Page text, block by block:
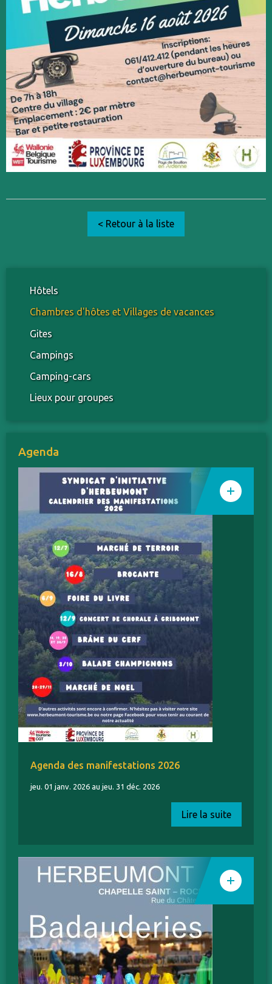
< Retour à la liste
Hôtels
Chambres d'hôtes et Villages de vacances
Gites
Campings
Camping-cars
Lieux pour groupes
Agenda
Agenda des manifestations 2026
jeu. 01 janv. 2026 au jeu. 31 déc. 2026
Lire la suite